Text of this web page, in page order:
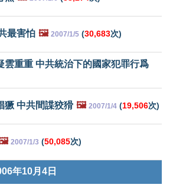
最害怕 🖼️ 2007/1/5 (30,683次)
雲重重 中共統治下的國家犯罪行爲
獗 中共間諜狡猾 🖼️ 2007/1/4 (19,506次)
2007/1/3 (50,085次)
年10月4日